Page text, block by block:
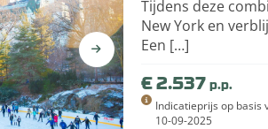
Tijdens deze
New York en
Een […]
€ 2.537 p.p.
Indicatieprijs op basis
10-09-2025